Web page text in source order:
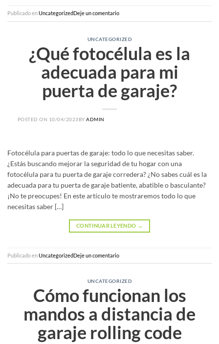
Publicado enUncategorizedDeje un comentario
UNCATEGORIZED
¿Qué fotocélula es la
adecuada para mi
puerta de garaje?
POSTED ON 10/04/2023 BYADMIN
Fotocélula para puertas de garaje: todo lo que necesitas saber.
¿Estás buscando mejorar la seguridad de tu hogar con una
fotocélula para tu puerta de garaje corredera? ¿No sabes cuál es la
adecuada para tu puerta de garaje batiente, abatible o basculante?
¡No te preocupes! En este artículo te mostraremos todo lo que
necesitas saber […]
CONTINUAR LEYENDO →
Publicado enUncategorizedDeje un comentario
UNCATEGORIZED
Cómo funcionan los
mandos a distancia de
garaje rolling code